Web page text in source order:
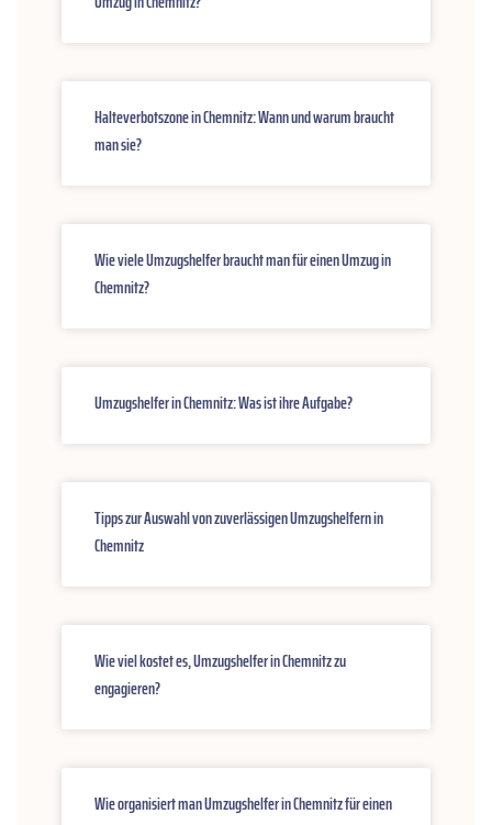
Halteverbotszone in Chemnitz: Wann und warum braucht
man sie?
Wie viele Umzugshelfer braucht man für einen Umzug in
Chemnitz?
Umzugshelfer in Chemnitz: Was ist ihre Aufgabe?
Tipps zur Auswahl von zuverlässigen Umzugshelfern in
Chemnitz
Wie viel kostet es, Umzugshelfer in Chemnitz zu
engagieren?
Wie organisiert man Umzugshelfer in Chemnitz für einen